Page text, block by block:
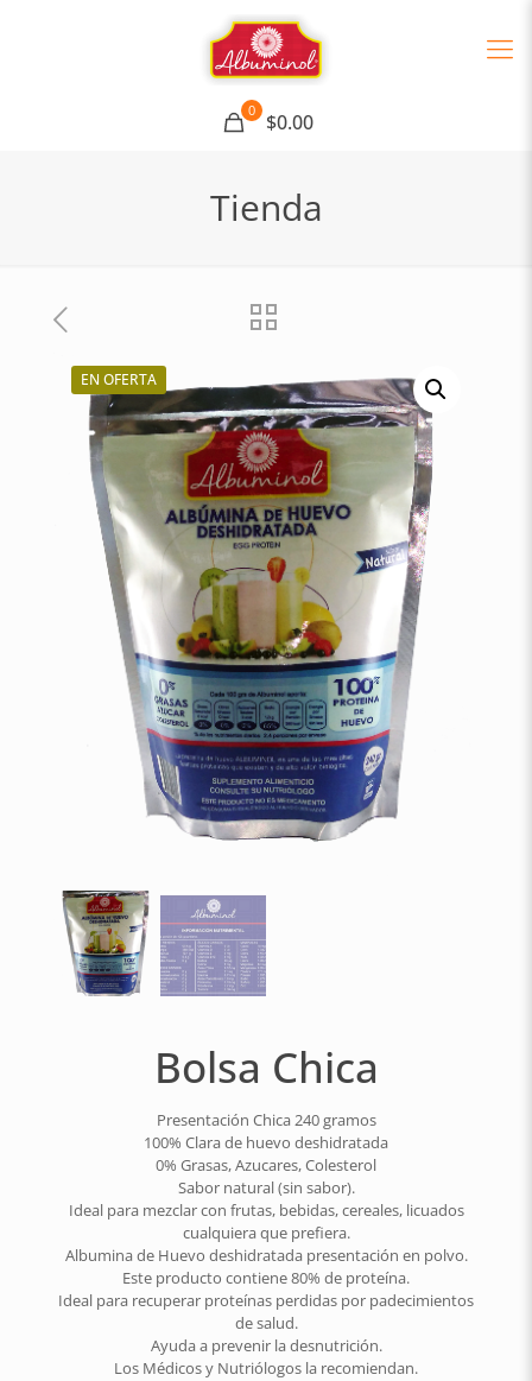
0 $0.00
Tienda
EN OFERTA
Bolsa Chica
Presentación Chica 240 gramos
100% Clara de huevo deshidratada
0% Grasas, Azucares, Colesterol
Sabor natural (sin sabor).
Ideal para mezclar con frutas, bebidas, cereales, licuados
cualquiera que prefiera.
Albumina de Huevo deshidratada presentación en polvo.
Este producto contiene 80% de proteína.
Ideal para recuperar proteínas perdidas por padecimientos
de salud.
Ayuda a prevenir la desnutrición.
Los Médicos y Nutriólogos la recomiendan.